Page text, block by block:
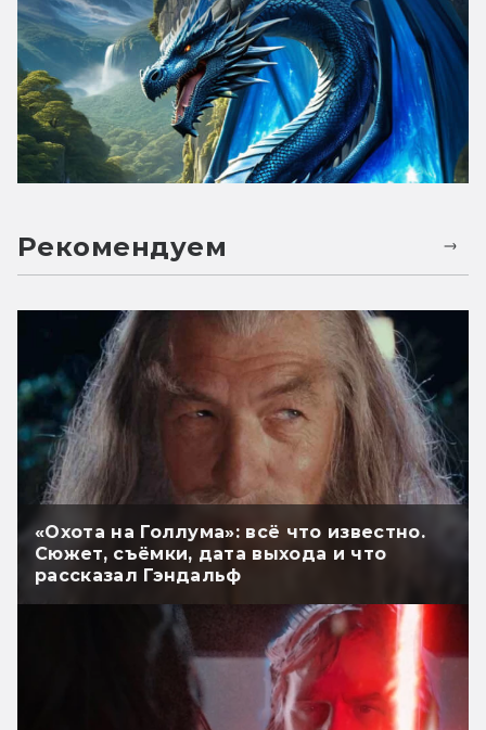
Рекомендуем
«Охота на Голлума»: всё что известно.
Сюжет, съёмки, дата выхода и что
рассказал Гэндальф